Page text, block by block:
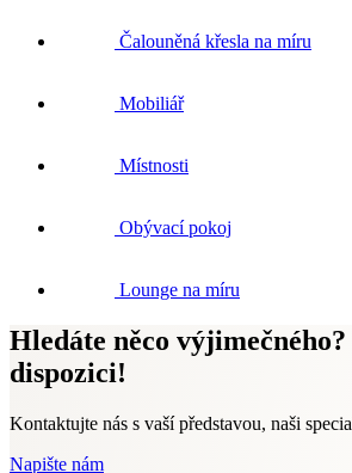
Čalouněná křesla na míru
Mobiliář
Místnosti
Obývací pokoj
Lounge na míru
Hledáte něco
dispozici!
Kontaktujte nás s vaší představou, naši
Napište nám